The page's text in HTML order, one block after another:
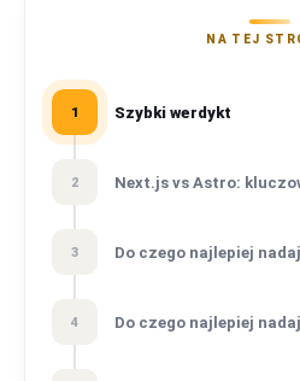
NA TEJ
1 Szybki werdykt
2 Next.js vs Astro:
3 Do czego najlepiej
4 Do czego najlepiej